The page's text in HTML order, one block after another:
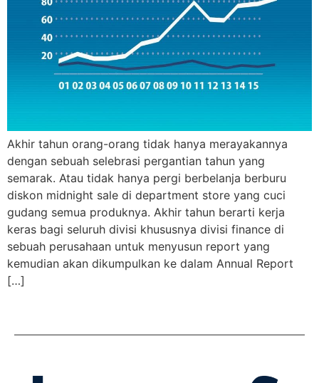
Akhir tahun orang-orang tidak hanya merayakannya
dengan sebuah selebrasi pergantian tahun yang
semarak. Atau tidak hanya pergi berbelanja berburu
diskon midnight sale di department store yang cuci
gudang semua produknya. Akhir tahun berarti kerja
keras bagi seluruh divisi khususnya divisi finance di
sebuah perusahaan untuk menyusun report yang
kemudian akan dikumpulkan ke dalam Annual Report
[…]